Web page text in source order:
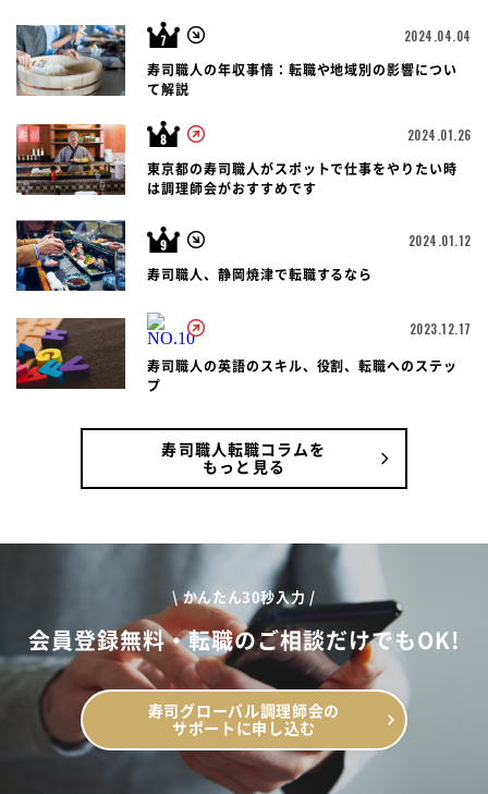
2024.04.04
寿司職人の年収事情：転職や地域別の影響につい
て解説
2024.01.26
東京都の寿司職人がスポットで仕事をやりたい時
は調理師会がおすすめです
2024.01.12
寿司職人、静岡焼津で転職するなら
2023.12.17
寿司職人の英語のスキル、役割、転職へのステッ
プ
寿司職人転職コラムを
もっと見る
\ かんたん30秒入力 /
会員登録無料・転職のご相談だけでもOK!
寿司グローバル調理師会の
サポートに申し込む